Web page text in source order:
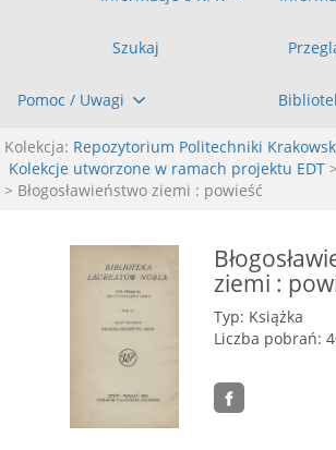
Szukaj
Pomoc / Uwagi
Kolekcja: Repozytorium Politechniki
Kolekcje utworzone w ramach projektu EDT >
> Błogosławieństwo ziemi : powieść
ziemi :
Typ: Książka
Liczba pobrań: